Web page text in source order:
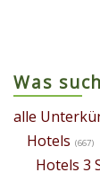
Was
alle
Hotels (667)
Hotels 3